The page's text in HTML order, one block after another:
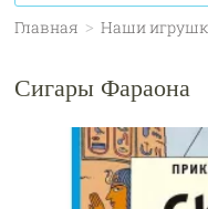
Главная > Наши
Сигары Фараона